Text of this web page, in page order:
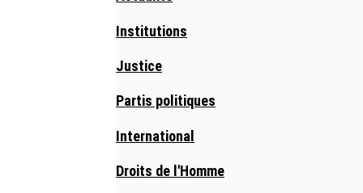
Institutions
Justice
Partis politiques
International
Droits de l'Homme